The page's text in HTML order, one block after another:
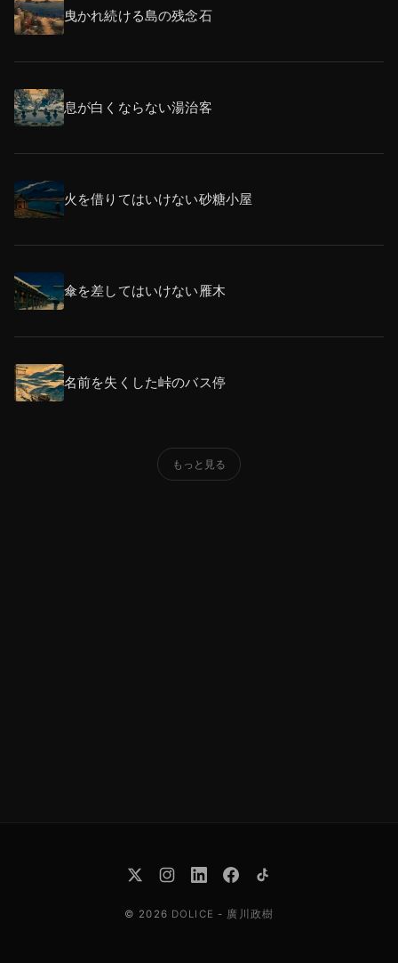
曳かれ続ける島の残念石
息が白くならない湯治客
火を借りてはいけない砂糖小屋
傘を差してはいけない雁木
名前を失くした峠のバス停
もっと見る
© 2026 DOLICE - 廣川政樹